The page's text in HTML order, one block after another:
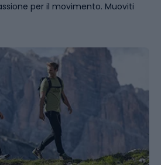
per il movimento. Muoviti